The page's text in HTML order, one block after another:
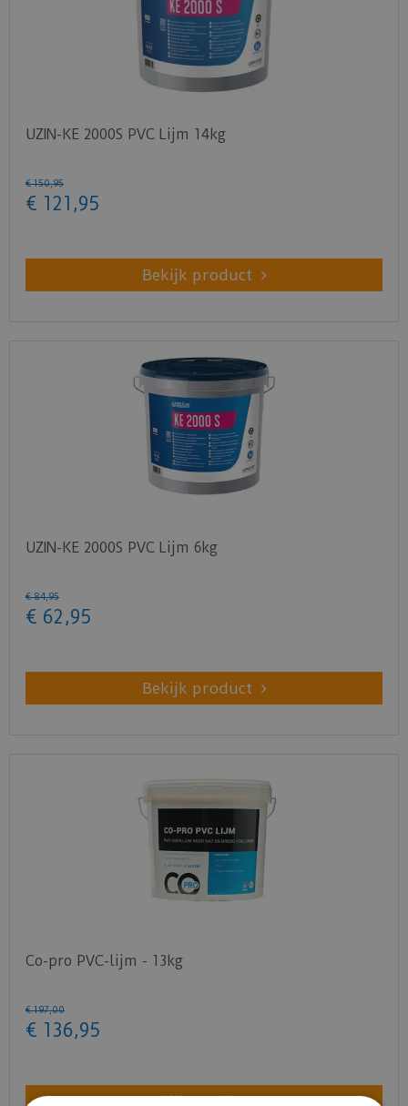
UZIN-KE 2000S PVC Lijm 14kg
€ 150,95
€ 121 ,95
Bekijk product
UZIN-KE 2000S PVC Lijm 6kg
€ 84,95
€ 62 ,95
Bekijk product
Co-pro PVC-lijm - 13kg
€ 197,00
€ 136,95
Bekijk product